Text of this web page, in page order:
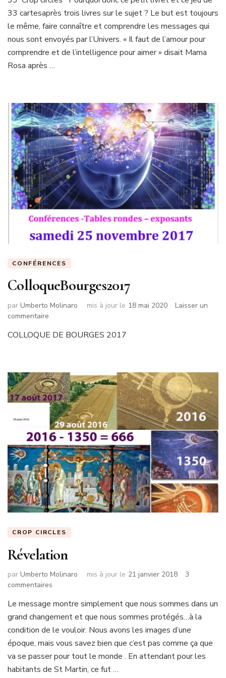
jeu
original
33 cartesaprès trois livres sur le sujet ? Le but est toujours
le même, faire connaître et comprendre les messages qui
nous sont envoyés par l’Univers. « Il faut de l’amour pour
comprendre et de l’intelligence pour aimer » disait Mama
Rosa après …
CONFÉRENCES
ColloqueBourges2017
par Umberto Molinaro mis à jour le 18 mai 2020
Laisser un
commentaire
COLLOQUE DE BOURGES 2017
CROP CIRCLES
Révelation
par Umberto Molinaro mis à jour le 21 janvier 2018
3
commentaires
Le message montre simplement que nous sommes dans un
grand changement et que nous sommes protégés…à la
condition de le vouloir. Nous avons les images d’une
époque, mais vous savez bien que c’est pas comme ça que
va se passer pour tout le monde . En attendant pour les
habitants de St Martin, ce fut …